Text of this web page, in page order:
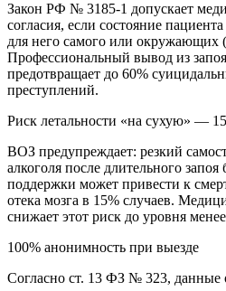
Закон РФ № 3185-1 допускает
согласия, если состояние
для него самого или окружающих
Профессиональный вывод из
предотвращает до 60%
преступлений.
Риск летальности «на сухую» —
ВОЗ предупреждает: резкий
алкоголя после длительного
поддержки может привести к
отека мозга в 15% случаев.
снижает этот риск до уровня
100% анонимность при выезде
Согласно ст. 13 ФЗ № 323, данные